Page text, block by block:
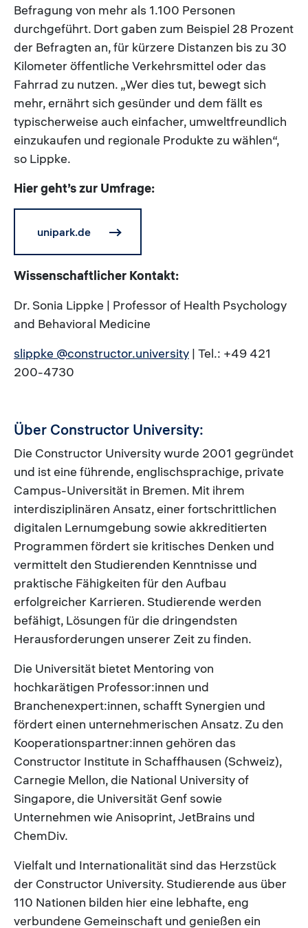
Befragung von mehr als 1.100 Personen
durchgeführt. Dort gaben zum Beispiel 28 Prozent
der Befragten an, für kürzere Distanzen bis zu 30
Kilometer öffentliche Verkehrsmittel oder das
Fahrrad zu nutzen. „Wer dies tut, bewegt sich
mehr, ernährt sich gesünder und dem fällt es
typischerweise auch einfacher, umweltfreundlich
einzukaufen und regionale Produkte zu wählen“,
so Lippke.
Hier geht’s zur Umfrage:
unipark.de
Wissenschaftlicher Kontakt:
Dr. Sonia Lippke | Professor of Health Psychology
and Behavioral Medicine
slippke @constructor.university | Tel.: +49 421
200-4730
Über Constructor University:
Die Constructor University wurde 2001 gegründet
und ist eine führende, englischsprachige, private
Campus-Universität in Bremen. Mit ihrem
interdisziplinären Ansatz, einer fortschrittlichen
digitalen Lernumgebung sowie akkreditierten
Programmen fördert sie kritisches Denken und
vermittelt den Studierenden Kenntnisse und
praktische Fähigkeiten für den Aufbau
erfolgreicher Karrieren. Studierende werden
befähigt, Lösungen für die dringendsten
Herausforderungen unserer Zeit zu finden.
Die Universität bietet Mentoring von
hochkarätigen Professor:innen und
Branchenexpert:innen, schafft Synergien und
fördert einen unternehmerischen Ansatz. Zu den
Kooperationspartner:innen gehören das
Constructor Institute in Schaffhausen (Schweiz),
Carnegie Mellon, die National University of
Singapore, die Universität Genf sowie
Unternehmen wie Anisoprint, JetBrains und
ChemDiv.
Vielfalt und Internationalität sind das Herzstück
der Constructor University. Studierende aus über
110 Nationen bilden hier eine lebhafte, eng
verbundene Gemeinschaft und genießen ein